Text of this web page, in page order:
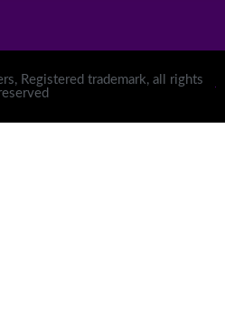
Registered trademark, all rights